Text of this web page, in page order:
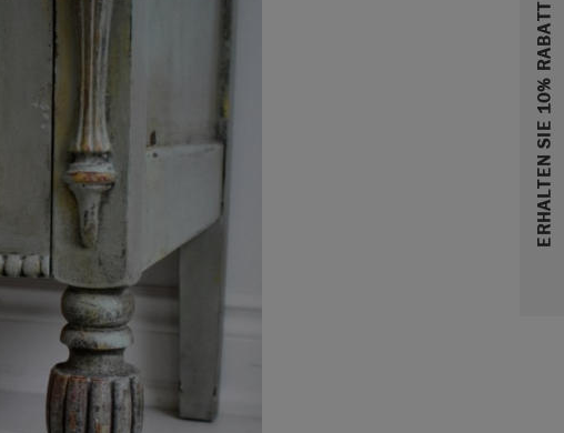
ERHALTEN SIE 10% RABATT